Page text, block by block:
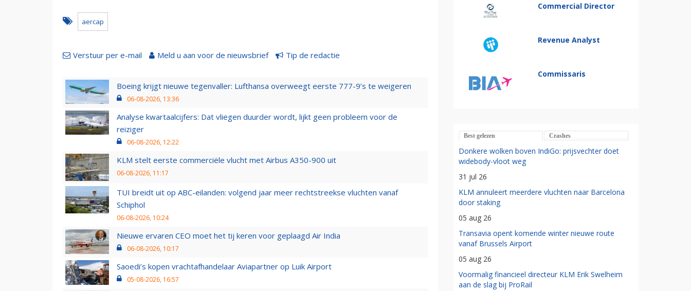
aercap
Verstuur per e-mail Meld u aan voor de nieuwsbrief Tip de redactie
Boeing krijgt nieuwe tegenvaller: Lufthansa overweegt eerste 777-9’s te weigeren
06-08-2026, 13:36
Analyse kwartaalcijfers: Dat vliegen duurder wordt, lijkt geen probleem voor de
reiziger
06-08-2026, 12:22
KLM stelt eerste commerciële vlucht met Airbus A350-900 uit
06-08-2026, 11:17
TUI breidt uit op ABC-eilanden: volgend jaar meer rechtstreekse vluchten vanaf
Schiphol
06-08-2026, 10:24
Nieuwe ervaren CEO moet het tij keren voor geplaagd Air India
06-08-2026, 10:17
Saoedi’s kopen vrachtafhandelaar Aviapartner op Luik Airport
05-08-2026, 16:57
Commercial Director
Revenue Analyst
Commissaris
Best gelezen Crashes
Donkere wolken boven IndiGo: prijsvechter doet
widebody-vloot weg
31 jul 26
KLM annuleert meerdere vluchten naar Barcelona
door staking
05 aug 26
Transavia opent komende winter nieuwe route
vanaf Brussels Airport
05 aug 26
Voormalig financieel directeur KLM Erik Swelheim
aan de slag bij ProRail